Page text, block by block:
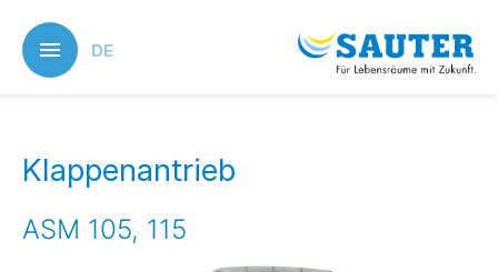
main
content
DE
Klappenantrieb
ASM 105, 115